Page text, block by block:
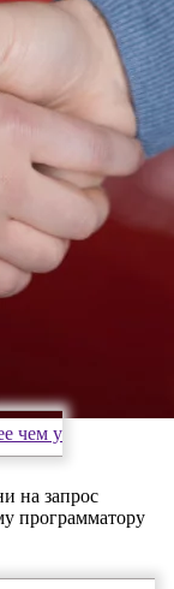
чем у
на запрос
программатору